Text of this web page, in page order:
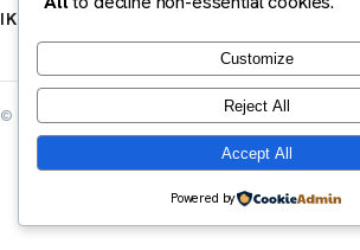
IKUTI KAMI
© 2026 SMA NEGERI 73 JAKARTA. Hak cipta dilindungi.
Customize
Reject All
Accept All
Powered by